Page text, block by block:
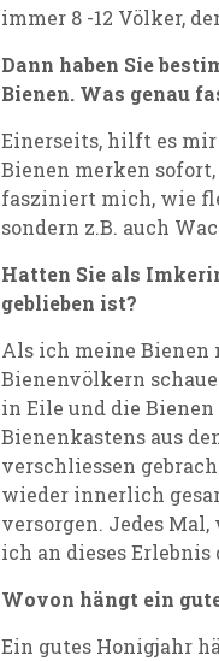
immer 8 -12 Völker,
Dann haben Sie
Bienen. Was genau
Einerseits, hilft es mir
Bienen merken
fasziniert mich, wie
sondern z.B. auch
Hatten Sie als
geblieben ist?
Als ich meine Bienen
Bienenvölkern
in Eile und die
Bienenkastens aus
verschliessen
wieder innerlich
versorgen. Jedes
ich an dieses Erlebnis
Wovon hängt ein
Ein gutes Honigjahr